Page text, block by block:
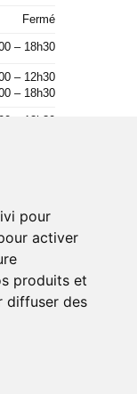
pour
activer
produits et
diffuser des
Fermé
– 18h30
– 12h30
– 18h30
– 12h30
– 12h30
– 18h30